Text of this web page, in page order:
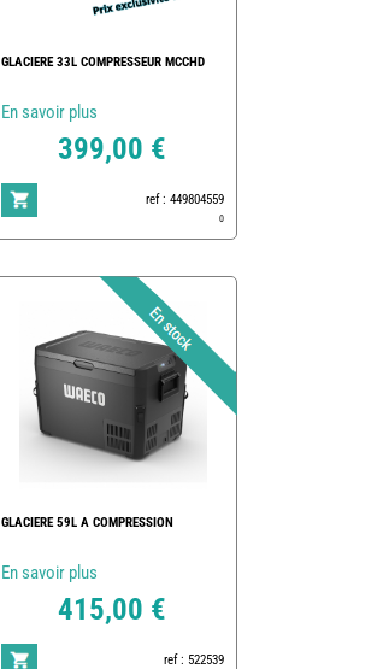
GLACIERE 33L COMPRESSEUR MCCHD
En savoir plus
399,00 €
ref : 449804559
0
GLACIERE 59L A COMPRESSION
En savoir plus
415,00 €
ref : 522539